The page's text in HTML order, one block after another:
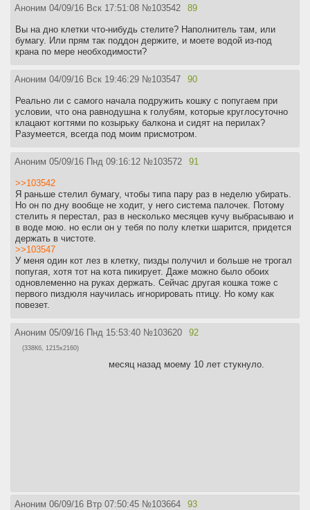
Аноним 04/09/16 Вск 17:51:08 №103542 89
Вы на дно клетки что-нибудь стелите? Наполнитель там, или
бумагу. Или прям так поддон держите, и моете водой из-под
крана по мере необходимости?
Аноним 04/09/16 Вск 19:46:29 №103547 90
Реально ли с самого начала подружить кошку с попугаем при
условии, что она равнодушна к голубям, которые круглосуточно
клацают когтями по козырьку балкона и сидят на перилах?
Разумеется, всегда под моим присмотром.
Аноним 05/09/16 Пнд 09:16:12 №103572 91
>>103542
Я раньше стелил бумагу, чтобы типа пару раз в неделю убирать.
Но он по дну вообще не ходит, у него система палочек. Потому
стелить я перестал, раз в несколько месяцев кучу выбрасываю и
в воде мою. но если он у тебя по полу клетки шарится, придется
держать в чистоте.
>>103547
У меня один кот лез в клетку, пизды получил и больше не трогал
попугая, хотя тот на кота пикирует. Даже можно было обоих
одновлеменно на руках держать. Сейчас другая кошка тоже с
первого пиздюля научилась игнорировать птицу. Но кому как
повезет.
Аноним 05/09/16 Пнд 15:53:40 №103620 92
(338Кб, 1215x2160)
месяц назад моему 10 лет стукнуло.
Аноним 06/09/16 Втр 07:50:45 №103664 93